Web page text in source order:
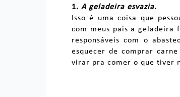
1. A geladeira esvazia.
Isso é uma coisa que
com meus pais a geladeira
responsáveis com o
esquecer de comprar
virar pra comer o que tiver